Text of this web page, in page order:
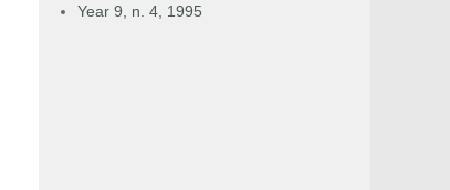
Year 9, n. 4, 1995